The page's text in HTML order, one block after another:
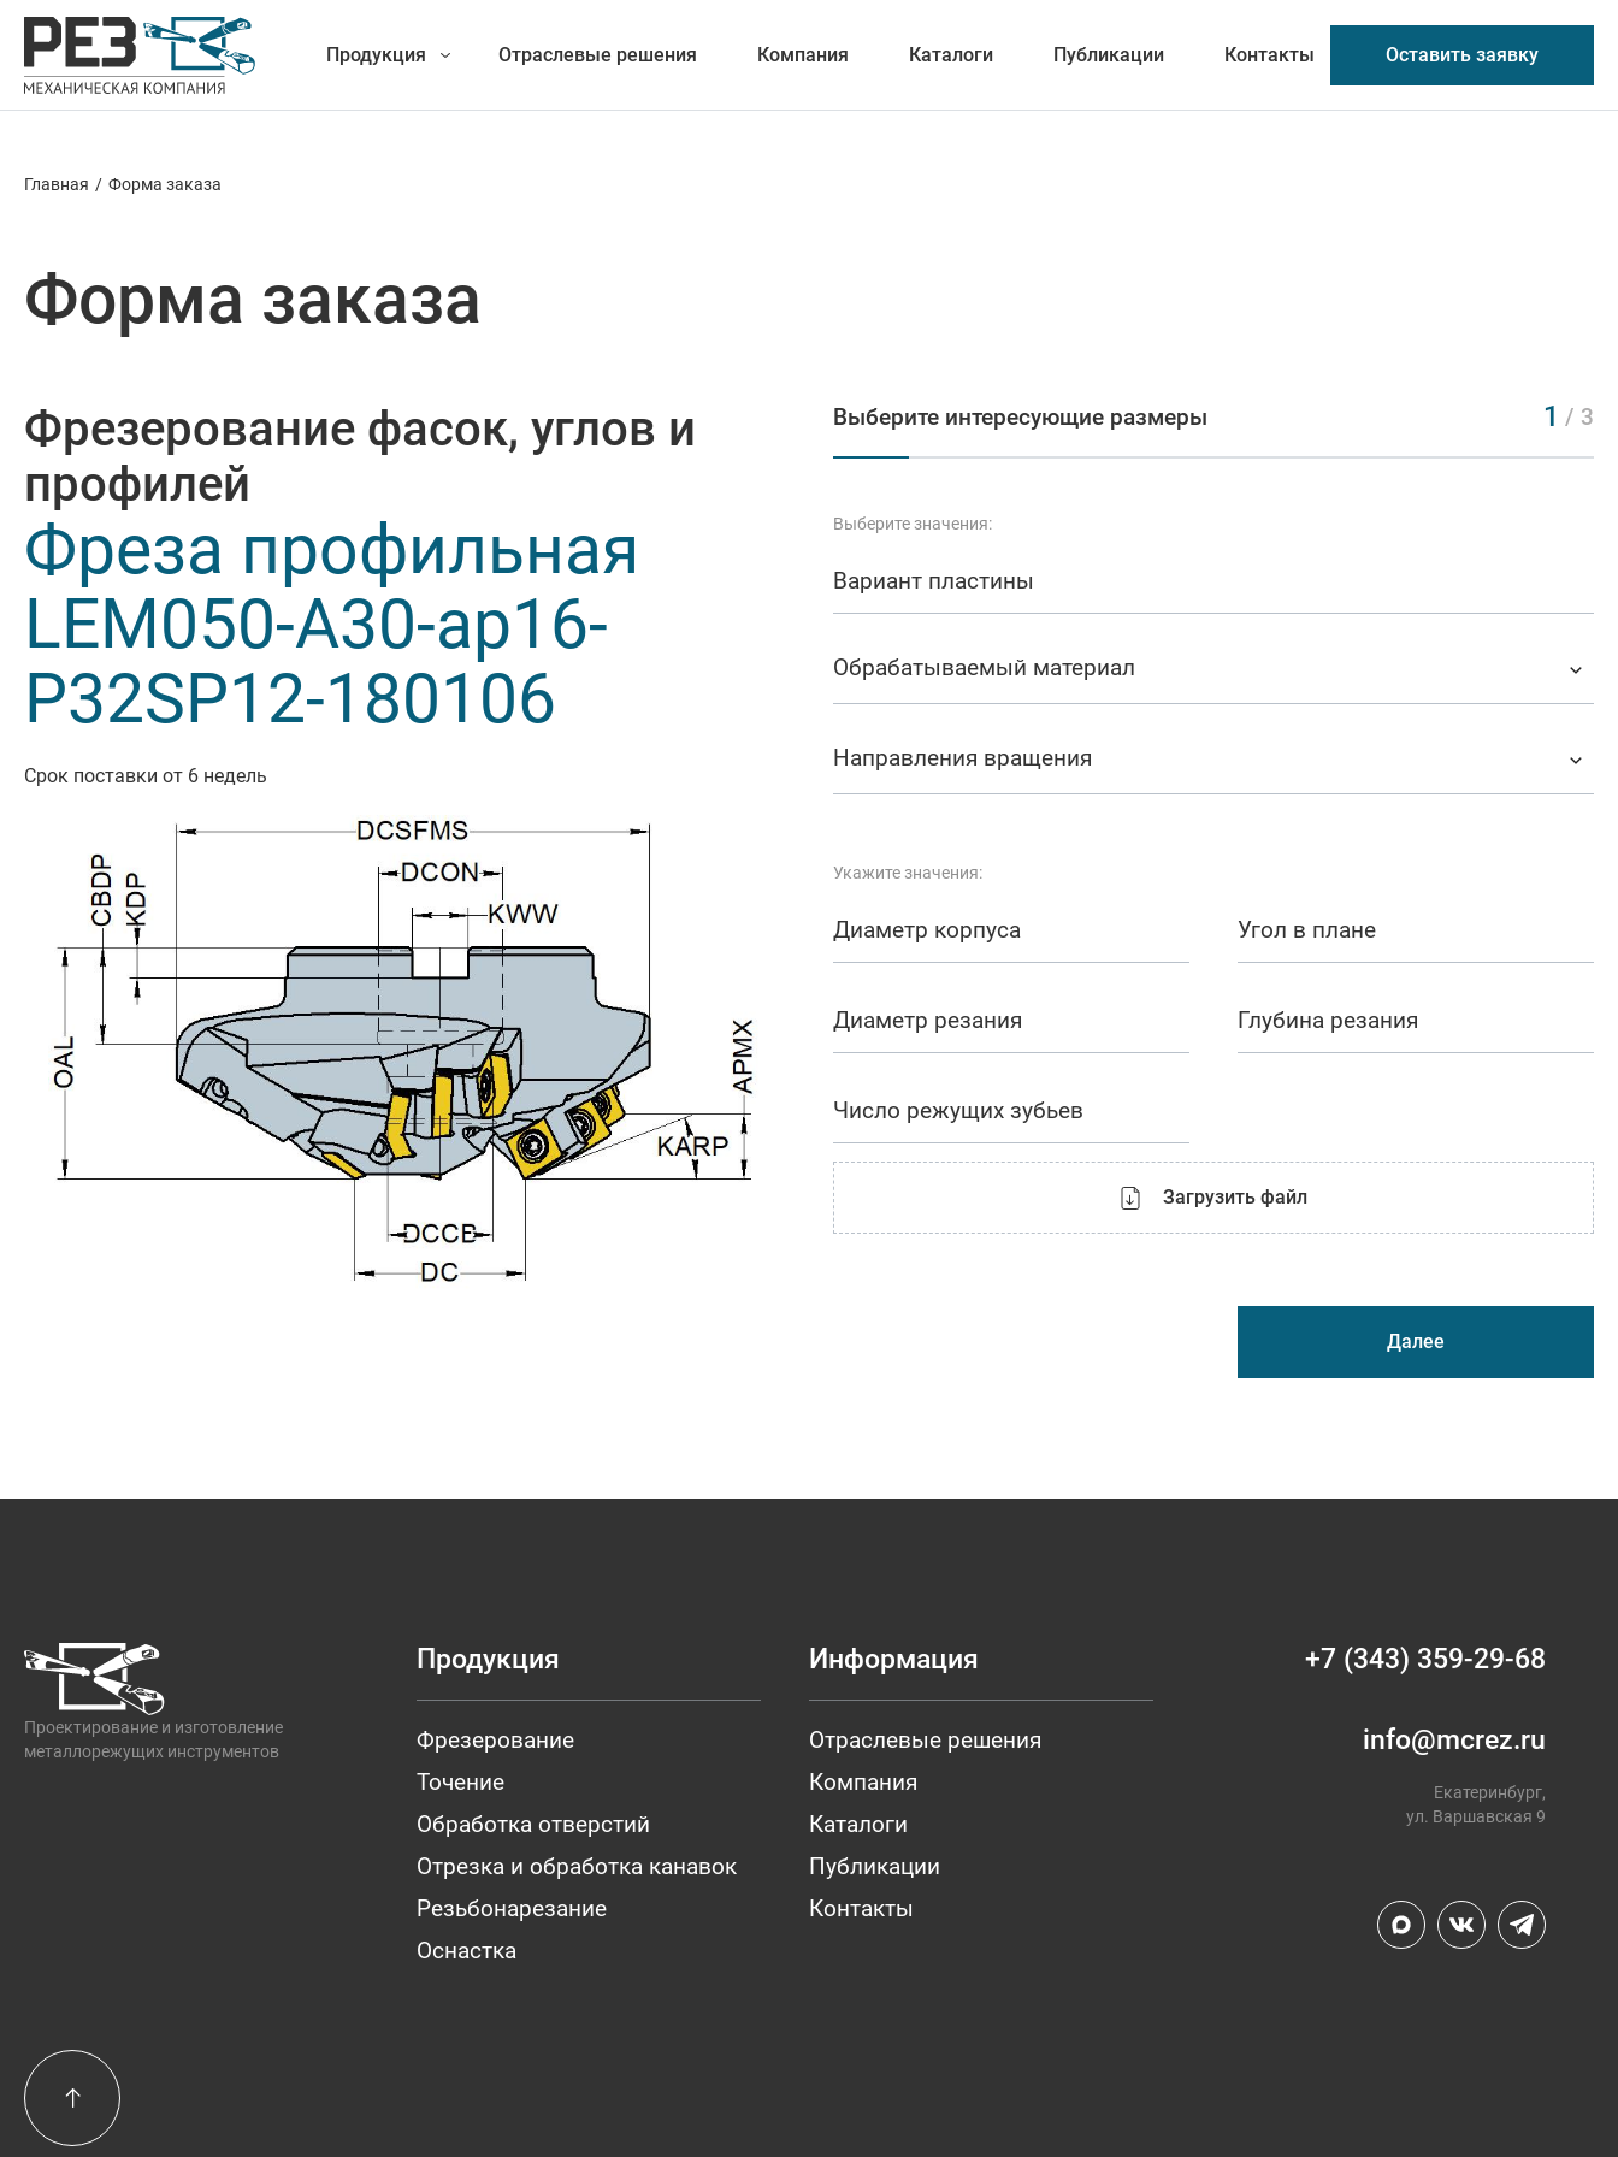
Продукция
Наша
продукция
Новые разработки
Точение
Отрезка и обработка канавок
Резьбонарезание
Оснастка
Отраслевые решения Компания Каталоги Публикации Контакты Оставить заявку
Главная / Форма заказа
Форма заказа
Фрезерование фасок, углов и
профилей
Фреза профильная
LEM050-A30-ap16-
P32SP12-180106
Срок поставки от 6 недель
Выберите интересующие размеры 1 / 3
Выберите значения:
Вариант пластины
Обрабатываемый материал
Направления вращения
Укажите значения:
Диаметр корпуса Угол в плане
Диаметр резания Глубина резания
Число режущих зубьев
Загрузить файл
Далее
Проектирование и изготовление
металлорежущих инструментов
Продукция
Фрезерование
Точение
Обработка отверстий
Отрезка и обработка канавок
Резьбонарезание
Оснастка
Информация
Отраслевые решения
Компания
Каталоги
Публикации
Контакты
+7 (343) 359-29-68
info@mcrez.ru
Екатеринбург,
ул. Варшавская 9